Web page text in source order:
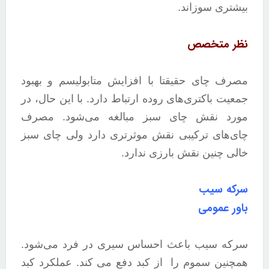
بیشتری سوزاند.
نظر متخصص
مصرف چای حقیقتا با افزایش متابولیسم و بهبود
جمعیت باکتری‌های روده ارتباط دارد. با این حال، در
مورد نقش چای سبز مبالغه می‌شود. مصرف
چای‌های ترکیبی نقش موثرتری دارد ولی چای سبز
خالی چنین نقش بارزی ندارد.
سرکه سیب
باور عمومی
سرکه سیب باعث احساس سیری در فرد می‌شود.
همچنین سموم را از کبد دفع می کند. عملکرد کبد